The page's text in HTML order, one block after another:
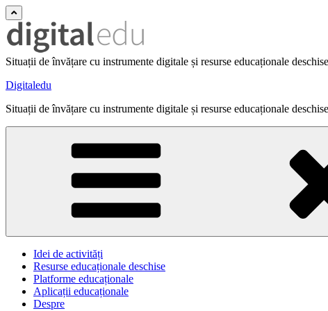
Situații de învățare cu instrumente digitale și resurse educaționale deschise
Digitaledu
Situații de învățare cu instrumente digitale și resurse educaționale deschise
Idei de activități
Resurse educaționale deschise
Platforme educaționale
Aplicații educaționale
Despre